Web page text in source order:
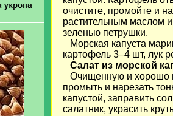
очистите, промойте и
растительным маслом
зеленью петрушки.
Морская капуста
картофель 3–4 шт, лук
Салат из морской
Очищенную и хорошо
промыть и нарезать
капустой, заправить
салатник, украсить